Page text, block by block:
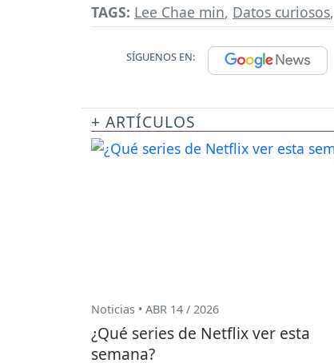
TAGS: Lee Chae min, Datos curiosos,
SÍGUENOS EN:
+ ARTÍCULOS
Noticias • ABR 14 / 2026
¿Qué series de Netflix ver esta
semana?